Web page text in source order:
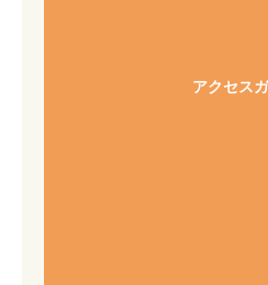
アクセス